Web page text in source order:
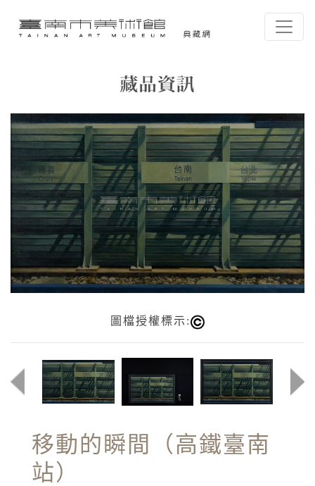
臺南市美術館-典藏網
網頁導覽
:::
圖檔授權標示:
移動的瞬間（高鐵臺南
站）